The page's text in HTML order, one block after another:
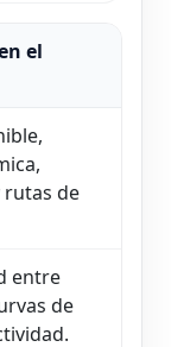
el
rutas de
entre
de